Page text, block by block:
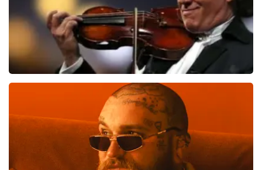
laatste 30 minuten
BESTEL NU